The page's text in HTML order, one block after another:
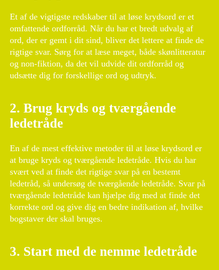
Et af de vigtigste redskaber til at løse krydsord er et
omfattende ordforråd. Når du har et bredt udvalg af
ord, der er gemt i dit sind, bliver det lettere at finde de
rigtige svar. Sørg for at læse meget, både skønlitteratur
og non-fiktion, da det vil udvide dit ordforråd og
udsætte dig for forskellige ord og udtryk.
2. Brug kryds og tværgående
ledetråde
En af de mest effektive metoder til at løse krydsord er
at bruge kryds og tværgående ledetråde. Hvis du har
svært ved at finde det rigtige svar på en bestemt
ledetråd, så undersøg de tværgående ledetråde. Svar på
tværgående ledetråde kan hjælpe dig med at finde det
korrekte ord og give dig en bedre indikation af, hvilke
bogstaver der skal bruges.
3. Start med de nemme ledetråde